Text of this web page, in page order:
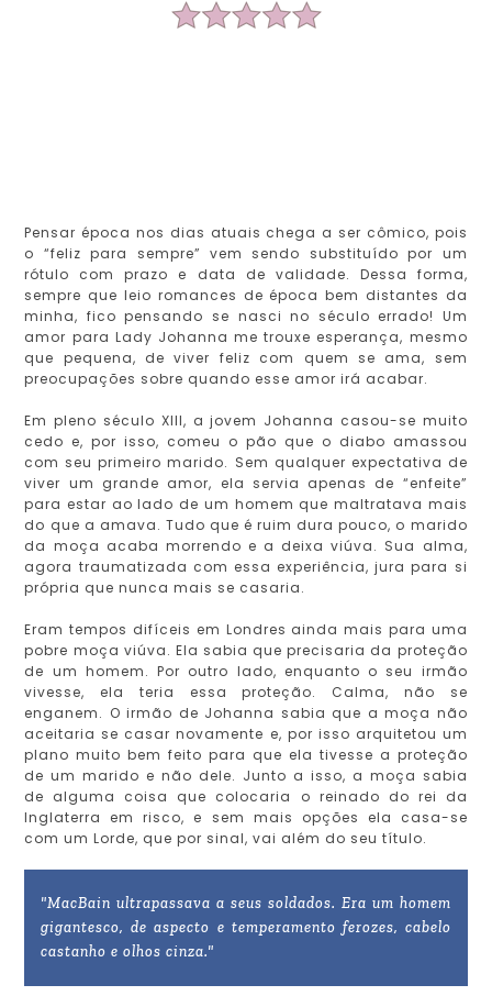
Pensar época nos dias atuais chega a ser cômico, pois
o “feliz para sempre” vem sendo substituído por um
rótulo com prazo e data de validade. Dessa forma,
sempre que leio romances de época bem distantes da
minha, fico pensando se nasci no século errado! Um
amor para Lady Johanna me trouxe esperança, mesmo
que pequena, de viver feliz com quem se ama, sem
preocupações sobre quando esse amor irá acabar.
Em pleno século XIII, a jovem Johanna casou-se muito
cedo e, por isso, comeu o pão que o diabo amassou
com seu primeiro marido. Sem qualquer expectativa de
viver um grande amor, ela servia apenas de “enfeite”
para estar ao lado de um homem que maltratava mais
do que a amava. Tudo que é ruim dura pouco, o marido
da moça acaba morrendo e a deixa viúva. Sua alma,
agora traumatizada com essa experiência, jura para si
própria que nunca mais se casaria.
Eram tempos difíceis em Londres ainda mais para uma
pobre moça viúva. Ela sabia que precisaria da proteção
de um homem. Por outro lado, enquanto o seu irmão
vivesse, ela teria essa proteção. Calma, não se
enganem. O irmão de Johanna sabia que a moça não
aceitaria se casar novamente e, por isso arquitetou um
plano muito bem feito para que ela tivesse a proteção
de um marido e não dele. Junto a isso, a moça sabia
de alguma coisa que colocaria o reinado do rei da
Inglaterra em risco, e sem mais opções ela casa-se
com um Lorde, que por sinal, vai além do seu título.
"MacBain ultrapassava a seus soldados. Era um homem
gigantesco, de aspecto e temperamento ferozes, cabelo
castanho e olhos cinza."